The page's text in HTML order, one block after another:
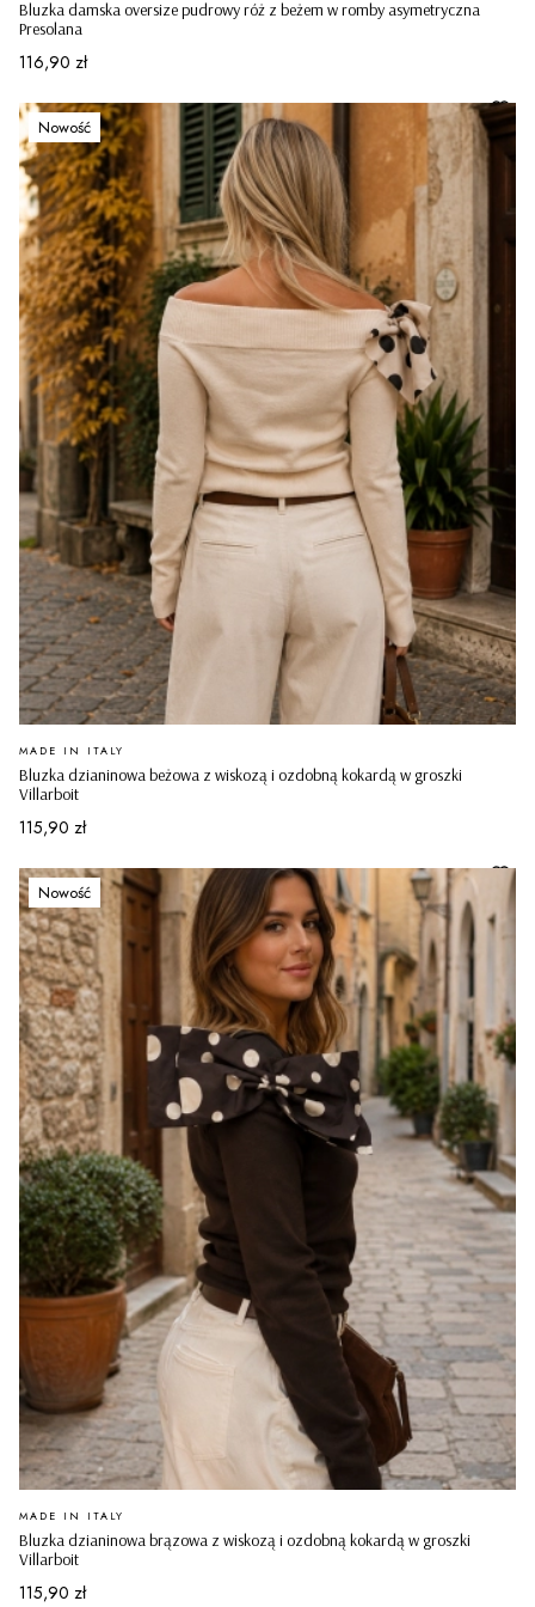
Bluzka damska oversize pudrowy róż z beżem w romby asymetryczna
Presolana
Cena
116,90 zł
Nowość
Bluzka dzianinowa beżowa z wiskozą i ozdobną kokardą w groszki
Villarboit
PRODUCENT
MADE IN ITALY
Cena
115,90 zł
Nowość
Bluzka dzianinowa brązowa z wiskozą i ozdobną kokardą w groszki
Villarboit
PRODUCENT
MADE IN ITALY
Cena
115,90 zł